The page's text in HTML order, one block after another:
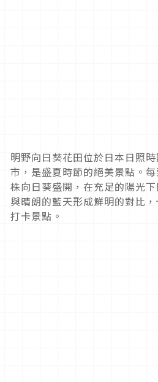
明野向日葵花田位於日本日照
市，是盛夏時節的絕美景點。
株向日葵盛開，在充足的陽光
與晴朗的藍天形成鮮明的對比
打卡景點。